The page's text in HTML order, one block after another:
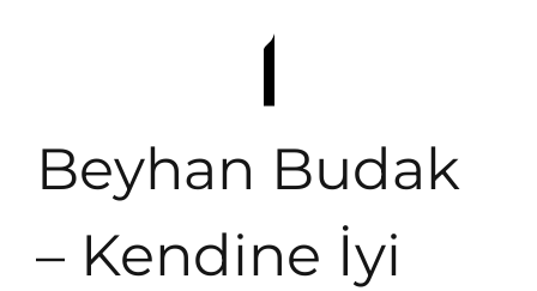
Beyhan Budak
– Kendine İyi